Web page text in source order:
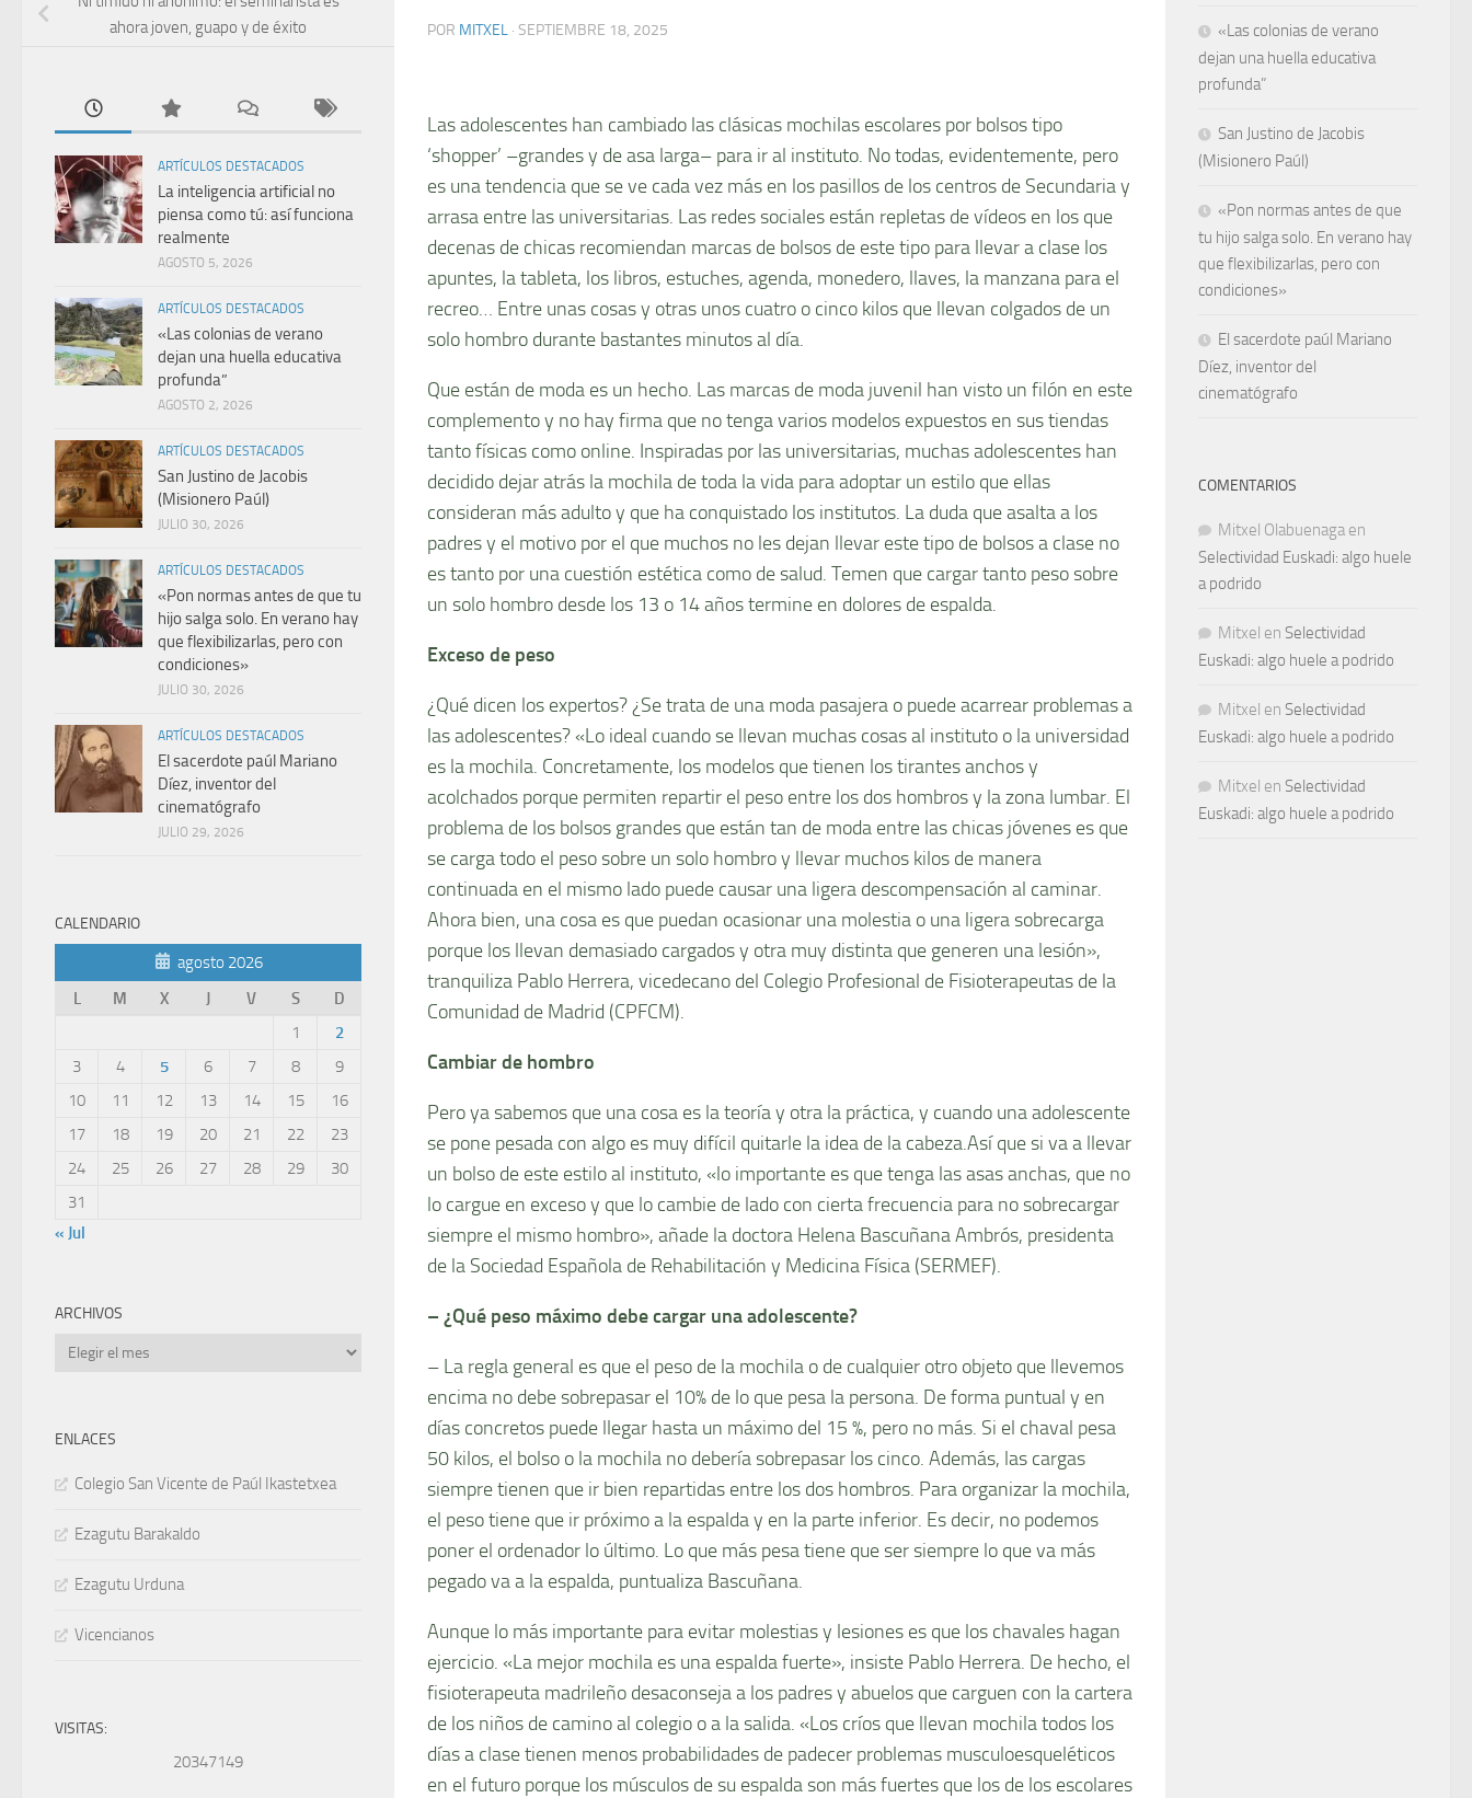
POR MITXEL · SEPTIEMBRE 18, 2025
Las adolescentes han cambiado las clásicas mochilas escolares por bolsos tipo
‘shopper’ –grandes y de asa larga– para ir al instituto. No todas, evidentemente, pero
es una tendencia que se ve cada vez más en los pasillos de los centros de Secundaria y
arrasa entre las universitarias. Las redes sociales están repletas de vídeos en los que
decenas de chicas recomiendan marcas de bolsos de este tipo para llevar a clase los
apuntes, la tableta, los libros, estuches, agenda, monedero, llaves, la manzana para el
recreo… Entre unas cosas y otras unos cuatro o cinco kilos que llevan colgados de un
solo hombro durante bastantes minutos al día.
Que están de moda es un hecho. Las marcas de moda juvenil han visto un filón en este
complemento y no hay firma que no tenga varios modelos expuestos en sus tiendas
tanto físicas como online. Inspiradas por las universitarias, muchas adolescentes han
decidido dejar atrás la mochila de toda la vida para adoptar un estilo que ellas
consideran más adulto y que ha conquistado los institutos. La duda que asalta a los
padres y el motivo por el que muchos no les dejan llevar este tipo de bolsos a clase no
es tanto por una cuestión estética como de salud. Temen que cargar tanto peso sobre
un solo hombro desde los 13 o 14 años termine en dolores de espalda.
Exceso de peso
¿Qué dicen los expertos? ¿Se trata de una moda pasajera o puede acarrear problemas a
las adolescentes? «Lo ideal cuando se llevan muchas cosas al instituto o la universidad
es la mochila. Concretamente, los modelos que tienen los tirantes anchos y
acolchados porque permiten repartir el peso entre los dos hombros y la zona lumbar. El
problema de los bolsos grandes que están tan de moda entre las chicas jóvenes es que
se carga todo el peso sobre un solo hombro y llevar muchos kilos de manera
continuada en el mismo lado puede causar una ligera descompensación al caminar.
Ahora bien, una cosa es que puedan ocasionar una molestia o una ligera sobrecarga
porque los llevan demasiado cargados y otra muy distinta que generen una lesión»,
tranquiliza Pablo Herrera, vicedecano del Colegio Profesional de Fisioterapeutas de la
Comunidad de Madrid (CPFCM).
Cambiar de hombro
Pero ya sabemos que una cosa es la teoría y otra la práctica, y cuando una adolescente
se pone pesada con algo es muy difícil quitarle la idea de la cabeza.Así que si va a llevar
un bolso de este estilo al instituto, «lo importante es que tenga las asas anchas, que no
lo cargue en exceso y que lo cambie de lado con cierta frecuencia para no sobrecargar
siempre el mismo hombro», añade la doctora Helena Bascuñana Ambrós, presidenta
de la Sociedad Española de Rehabilitación y Medicina Física (SERMEF).
– ¿Qué peso máximo debe cargar una adolescente?
– La regla general es que el peso de la mochila o de cualquier otro objeto que llevemos
encima no debe sobrepasar el 10% de lo que pesa la persona. De forma puntual y en
días concretos puede llegar hasta un máximo del 15 %, pero no más. Si el chaval pesa
50 kilos, el bolso o la mochila no debería sobrepasar los cinco. Además, las cargas
siempre tienen que ir bien repartidas entre los dos hombros. Para organizar la mochila,
el peso tiene que ir próximo a la espalda y en la parte inferior. Es decir, no podemos
poner el ordenador lo último. Lo que más pesa tiene que ser siempre lo que va más
pegado va a la espalda, puntualiza Bascuñana.
Aunque lo más importante para evitar molestias y lesiones es que los chavales hagan
ejercicio. «La mejor mochila es una espalda fuerte», insiste Pablo Herrera. De hecho, el
fisioterapeuta madrileño desaconseja a los padres y abuelos que carguen con la cartera
de los niños de camino al colegio o a la salida. «Los críos que llevan mochila todos los
días a clase tienen menos probabilidades de padecer problemas musculoesqueléticos
en el futuro porque los músculos de su espalda son más fuertes que los de los escolares
ahora joven, guapo y de éxito
ARTÍCULOS DESTACADOS
La inteligencia artificial no
piensa como tú: así funciona
realmente
AGOSTO 5, 2026
ARTÍCULOS DESTACADOS
«Las colonias de verano
dejan una huella educativa
profunda”
AGOSTO 2, 2026
ARTÍCULOS DESTACADOS
San Justino de Jacobis
(Misionero Paúl)
JULIO 30, 2026
ARTÍCULOS DESTACADOS
«Pon normas antes de que tu
hijo salga solo. En verano hay
que flexibilizarlas, pero con
condiciones»
JULIO 30, 2026
ARTÍCULOS DESTACADOS
El sacerdote paúl Mariano
Díez, inventor del
cinematógrafo
JULIO 29, 2026
CALENDARIO
agosto 2026
L
M X J V S
D
1
2
3
4 5 6 7 8
9
10
11 12 13 14 15
16
17
18 19 20 21 22
23
24
25 26 27 28 29
30
31
« Jul
ARCHIVOS
Archivos
ENLACES
Colegio San Vicente de Paúl Ikastetxea
Ezagutu Barakaldo
Ezagutu Urduna
Vicencianos
VISITAS:
20347149
«Las colonias de verano
dejan una huella educativa
profunda”
San Justino de Jacobis
(Misionero Paúl)
«Pon normas antes de que
tu hijo salga solo. En verano hay
que flexibilizarlas, pero con
condiciones»
El sacerdote paúl Mariano
Díez, inventor del
cinematógrafo
COMENTARIOS
Mitxel Olabuenaga en
Selectividad Euskadi: algo huele
a podrido
Mitxel en Selectividad
Euskadi: algo huele a podrido
Mitxel en Selectividad
Euskadi: algo huele a podrido
Mitxel en Selectividad
Euskadi: algo huele a podrido